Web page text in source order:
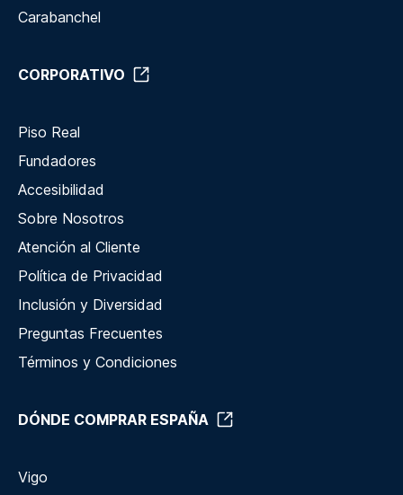
Carabanchel
CORPORATIVO
Piso Real
Fundadores
Accesibilidad
Sobre Nosotros
Atención al Cliente
Política de Privacidad
Inclusión y Diversidad
Preguntas Frecuentes
Términos y Condiciones
DÓNDE COMPRAR ESPAÑA
Vigo